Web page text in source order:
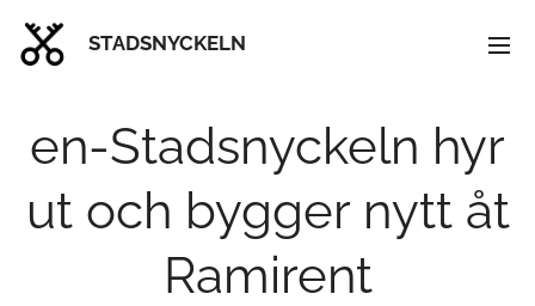
STADSNYCKELN
en-Stadsnyckeln hyr
ut och bygger nytt åt
Ramirent